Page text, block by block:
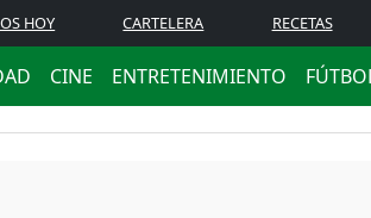
HOY CARTELERA RECETAS
CINE ENTRETENIMIENTO